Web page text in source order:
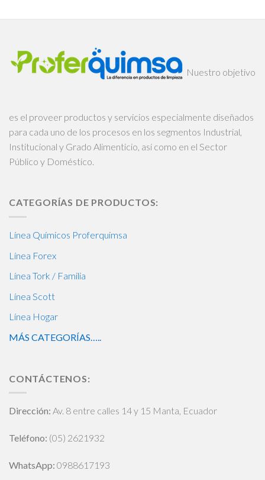
Nuestro objetivo
es el proveer productos y servicios especialmente diseñados
para cada uno de los procesos en los segmentos Industrial,
Institucional y Grado Alimenticio, así como en el Sector
Público y Doméstico.
CATEGORÍAS DE PRODUCTOS:
Línea Químicos Proferquimsa
Línea Forex
Línea Tork / Familia
Línea Scott
Línea Hogar
MÁS CATEGORÍAS…..
CONTÁCTENOS:
Dirección: Av. 8 entre calles 14 y 15 Manta, Ecuador
Teléfono: (05) 2621932
WhatsApp: 0988617193